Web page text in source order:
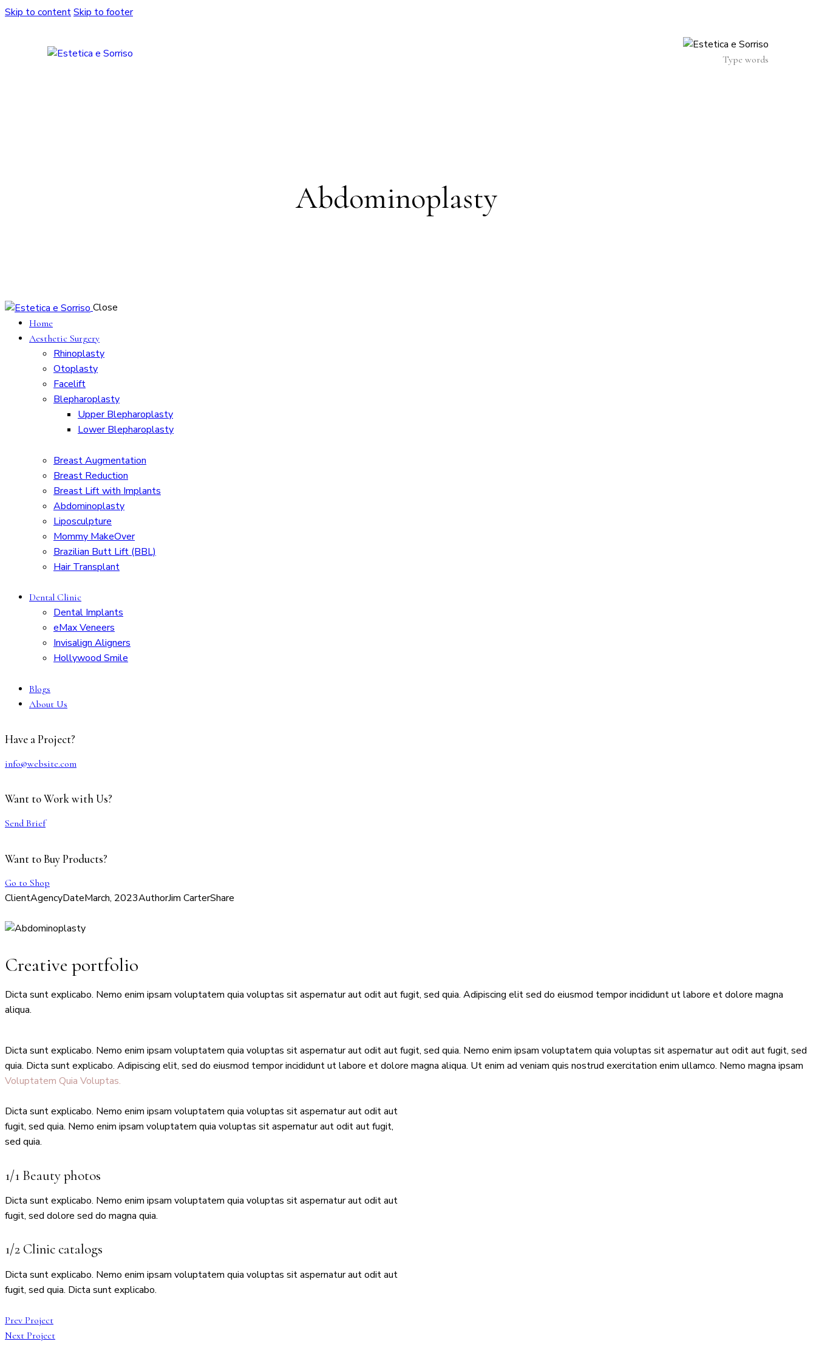
Skip to contentSkip to footer
Abdominoplasty
Close
Home
Aesthetic Surgery
Rhinoplasty
Otoplasty
Facelift
Blepharoplasty
Upper Blepharoplasty
Lower Blepharoplasty
Breast Augmentation
Breast Reduction
Breast Lift with Implants
Abdominoplasty
Liposculpture
Mommy MakeOver
Brazilian Butt Lift (BBL)
Hair Transplant
Dental Clinic
Dental Implants
eMax Veneers
Invisalign Aligners
Hollywood Smile
Blogs
About Us
Have a Project?
info@website.com
Want to Work with Us?
Send Brief
Want to Buy Products?
Go to Shop
ClientAgencyDateMarch, 2023AuthorJim CarterShare
Creative portfolio
Dicta sunt explicabo. Nemo enim ipsam voluptatem quia voluptas sit aspernatur aut odit aut fugit, sed quia. Adipiscing elit sed do eiusmod tempor incididunt ut labore et dolore magna
aliqua.
Dicta sunt explicabo. Nemo enim ipsam voluptatem quia voluptas sit aspernatur aut odit aut fugit, sed quia. Nemo enim ipsam voluptatem quia voluptas sit aspernatur aut odit aut fugit, sed
quia. Dicta sunt explicabo. Adipiscing elit, sed do eiusmod tempor incididunt ut labore et dolore magna aliqua. Ut enim ad veniam quis nostrud exercitation enim ullamco. Nemo magna ipsam
Voluptatem Quia Voluptas.
Dicta sunt explicabo. Nemo enim ipsam voluptatem quia voluptas sit aspernatur aut odit aut
fugit, sed quia. Nemo enim ipsam voluptatem quia voluptas sit aspernatur aut odit aut fugit,
sed quia.
1/1 Beauty photos
Dicta sunt explicabo. Nemo enim ipsam voluptatem quia voluptas sit aspernatur aut odit aut
fugit, sed dolore sed do magna quia.
1/2 Clinic catalogs
Dicta sunt explicabo. Nemo enim ipsam voluptatem quia voluptas sit aspernatur aut odit aut
fugit, sed quia. Dicta sunt explicabo.
Prev Project
Next Project